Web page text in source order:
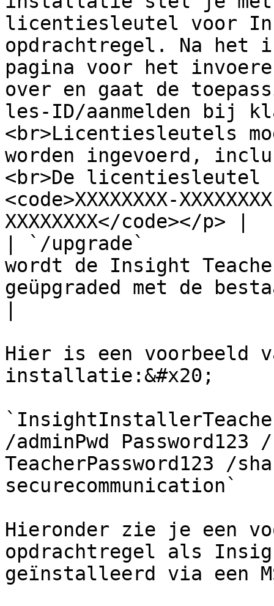
licentiesleutel voor
opdrachtregel. Na
pagina voor het
over en gaat de
les-ID/aanmelden bij
<br>Licentiesleutels
worden ingevoerd,
<br>De
<code>XXXXXXXX-
XXXXXXXX</code></p> |
| `/upgrade`
wordt de Insight
geüpgraded met de
Hier is een voorbeeld
installatie:&#x20;
/adminPwd Password123
TeacherPassword123 /
securecommunication`
Hieronder zie je een
opdrachtregel als
geïnstalleerd via een